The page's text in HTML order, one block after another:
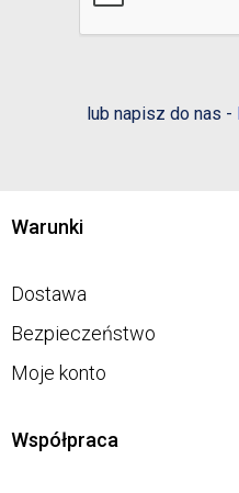
lub napisz do nas -
Warunki
Dostawa
Bezpieczeństwo
Moje konto
Współpraca